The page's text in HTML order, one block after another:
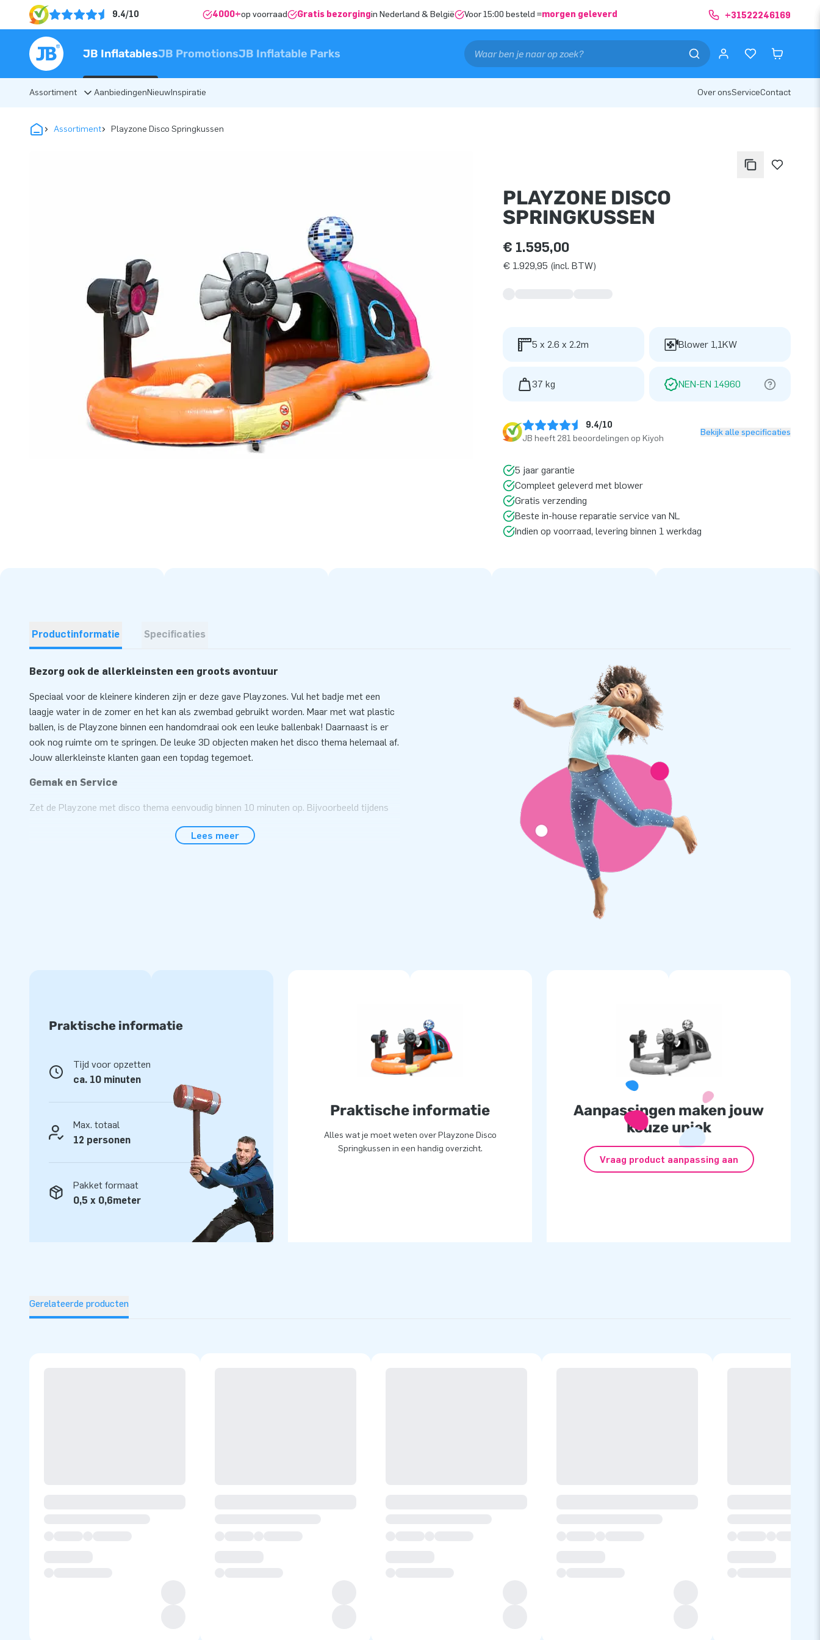
9.4/10 4000+op voorraad Gratis bezorgingin Nederland & België Voor 15:00 besteld =morgen geleverd +31522246169
JB InflatablesJB PromotionsJB Inflatable Parks
Assortiment AanbiedingenNieuwInspiratie Over onsServiceContact
Assortiment Playzone Disco Springkussen
PLAYZONE DISCO
SPRINGKUSSEN
€ 1.595,00
€ 1.929,95 (incl. BTW)
5 x 2.6 x 2.2m Blower 1,1KW
37 kg NEN-EN 14960
9.4/10
JB heeft 281 beoordelingen op Kiyoh
Bekijk alle specificaties
5 jaar garantie
Compleet geleverd met blower
Gratis verzending
Beste in-house reparatie service van NL
Indien op voorraad, levering binnen 1 werkdag
Productinformatie Specificaties
Bezorg ook de allerkleinsten een groots avontuur
Speciaal voor de kleinere kinderen zijn er deze gave Playzones. Vul het badje met een
laagje water in de zomer en het kan als zwembad gebruikt worden. Maar met wat plastic
ballen, is de Playzone binnen een handomdraai ook een leuke ballenbak! Daarnaast is er
ook nog ruimte om te springen. De leuke 3D objecten maken het disco thema helemaal af.
Jouw allerkleinste klanten gaan een topdag tegemoet.
Gemak en Service
Zet de Playzone met disco thema eenvoudig binnen 10 minuten op. Bijvoorbeeld tijdens
Zo is er altijd een plekje in de schaduw bij felle zon. Door de handig geplaatste raampjes
klanten de dag van hun leven!
JB laat al meer dan 15 jaar mensen wereldwijd een gat in de lucht springen. Vaak letterlijk.
Ons team van designers, ontwikkelaars en logistiek medewerkers leveren unieke
opblaasattracties op grootse wijze! Klanten zijn verzekerd van onze professionele
service en levering. Zij noemen ons ook wel creators of greatness.
Lees meer
Praktische informatie
Tijd voor opzetten
ca. 10 minuten
Max. totaal
12 personen
Pakket formaat
0,5 x 0,6meter
Praktische informatie
Alles wat je moet weten over Playzone Disco
Springkussen in een handig overzicht.
Aanpassingen maken jouw
keuze uniek
Vraag product aanpassing aan
Gerelateerde producten